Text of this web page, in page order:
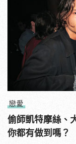
戀愛
偷師凱特摩絲、
你都有做到嗎？